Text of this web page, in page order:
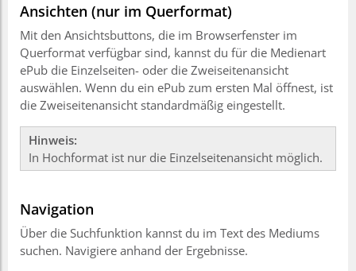
Ansichten (nur im Querformat)
Mit den Ansichtsbuttons, die im Browserfenster im
Querformat verfügbar sind, kannst du für die Medienart
ePub die Einzelseiten- oder die Zweiseitenansicht
auswählen. Wenn du ein ePub zum ersten Mal öffnest, ist
die Zweiseitenansicht standardmäßig eingestellt.
Hinweis:
In Hochformat ist nur die Einzelseitenansicht möglich.
Navigation
Über die Suchfunktion kannst du im Text des Mediums
suchen. Navigiere anhand der Ergebnisse.